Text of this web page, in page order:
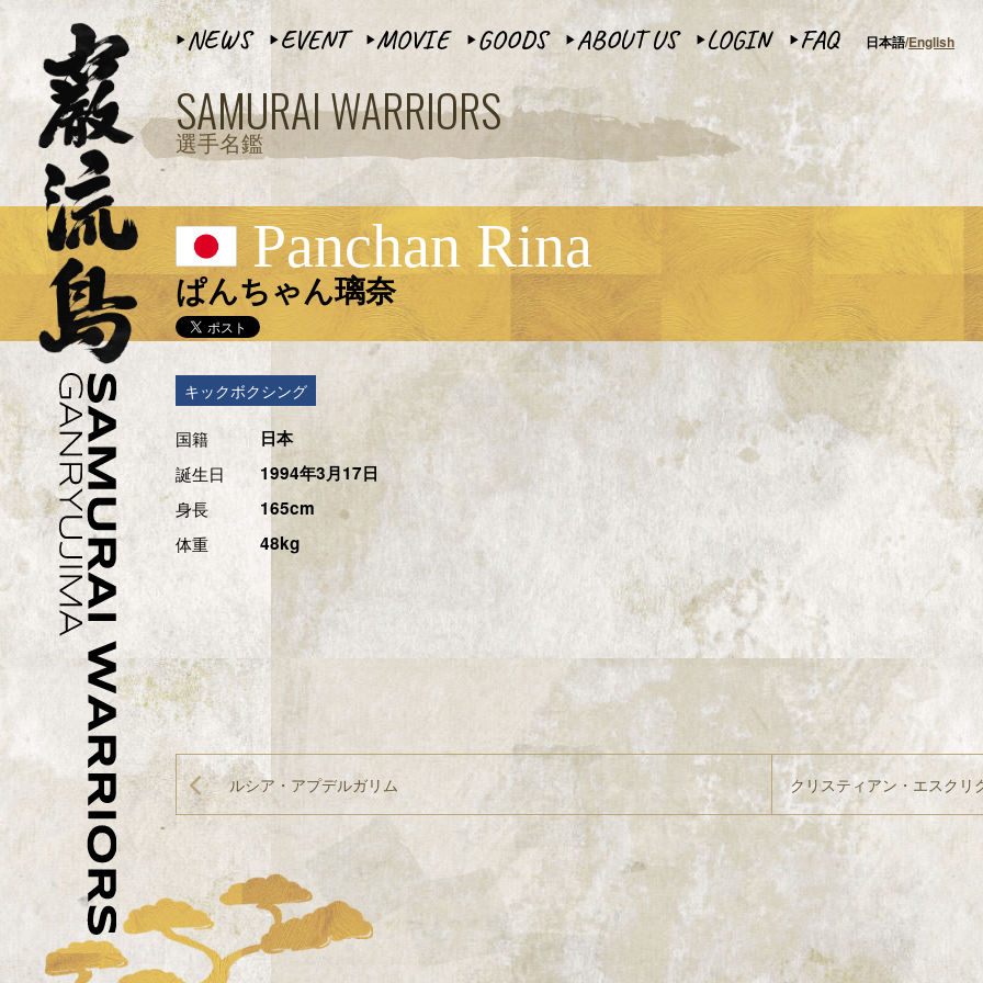
▶︎NEWS ▶︎ EVENT ▶︎MOVIE ▶︎ GOODS ▶︎ABOUT US ▶︎ LOGIN ▶︎FAQ 日本語English
SAMURAI WARRIORS
選手名鑑
Panchan Rina
ぱんちゃん璃奈
キックボクシング
国籍
日本
誕生日
1994年3月17日
身長
165cm
体重
48kg
ルシア・アプデルガリム クリスティアン・エスクリ